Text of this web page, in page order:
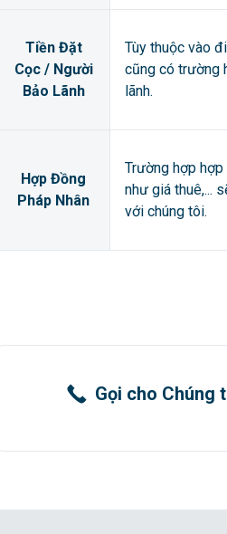
Tiền Đặt
Cọc / Người
Bảo Lãnh
Tùy thuộc vào
cũng có trường
lãnh.
Hợp Đồng
Pháp Nhân
Trường hợp
như giá thuê,...
với chúng tôi.
Gọi cho Chúng